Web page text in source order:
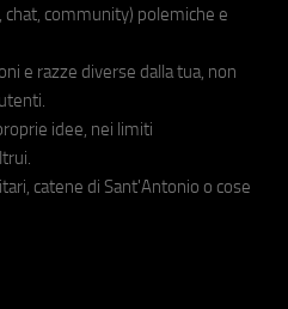
chat, community) polemiche e
e razze diverse dalla tua, non
idee, nei limiti
catene di Sant'Antonio o cose